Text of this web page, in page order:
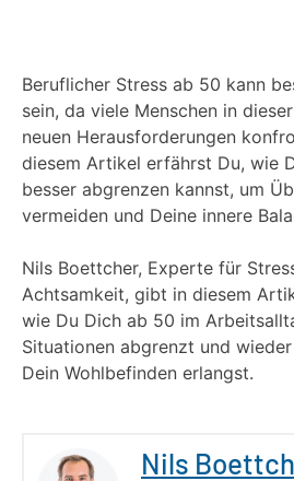
Beruflicher Stress ab 50 kann
sein, da viele Menschen in
neuen Herausforderungen
diesem Artikel erfährst Du, wie
besser abgrenzen kannst, um
vermeiden und Deine innere
Nils Boettcher, Experte für
Achtsamkeit, gibt in diesem
wie Du Dich ab 50 im
Situationen abgrenzt und
Dein Wohlbefinden erlangst.
Nils